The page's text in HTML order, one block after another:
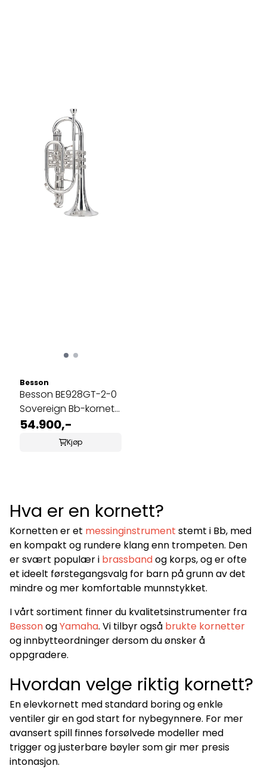
Besson
Besson BE928GT-2-0
Sovereign Bb-kornett
m/trigger, forsølvet
54.900,-
Kjøp
Hva er en kornett?
Kornetten er et messinginstrument stemt i Bb, med
en kompakt og rundere klang enn trompeten. Den
er svært populær i brassbandog korps, og er ofte
et ideelt førstegangsvalg for barn på grunn av det
mindre og mer komfortable munnstykket.
I vårt sortiment finner du kvalitetsinstrumenter fra
BessonogYamaha. Vi tilbyr også brukte kornetter
og innbytteordninger dersom du ønsker å
oppgradere.
Hvordan velge riktig kornett?
En elevkornett med standard boring og enkle
ventiler gir en god start for nybegynnere. For mer
avansert spill finnes forsølvede modeller med
trigger og justerbare bøyler som gir mer presis
intonasjon.